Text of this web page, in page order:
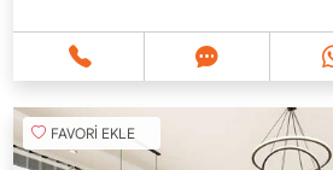
FAVORİ EKLE